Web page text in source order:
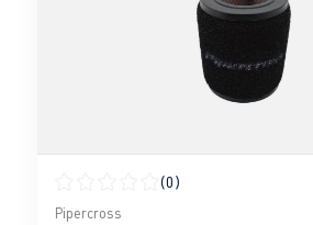
Note moyenne de 0 sur 5 étoiles
(0)
Pipercross